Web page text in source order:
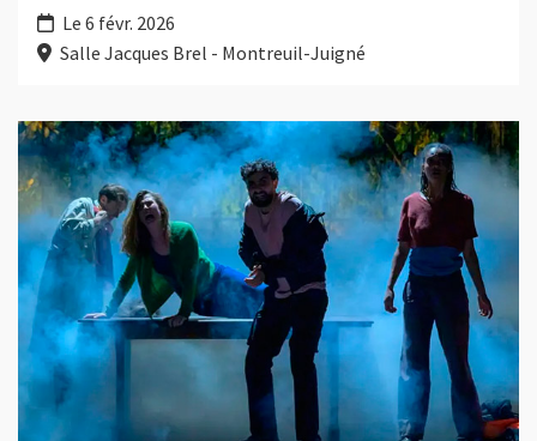
Le 6 févr. 2026
Salle Jacques Brel - Montreuil-Juigné
Plus d'information sur l'évènement : R.O.B.I.N